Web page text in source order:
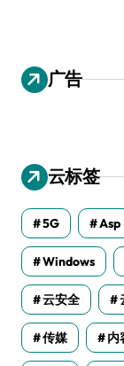
广告
云标签
5G Asp
Windows
云安全
传媒 内